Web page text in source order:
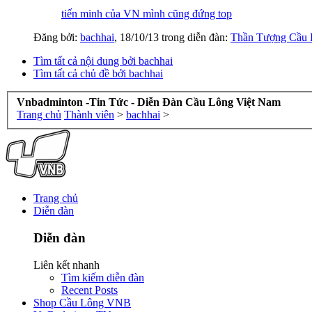
tiến minh của VN mình cũng đứng top
Đăng bởi: bachhai, 18/10/13 trong diễn đàn: Thần Tượng Cầu
Tìm tất cả nội dung bởi bachhai
Tìm tất cả chủ đề bởi bachhai
Vnbadminton -Tin Tức - Diễn Đàn Cầu Lông Việt Nam
Trang chủ Thành viên > bachhai >
Trang chủ
Diễn đàn
Diễn đàn
Liên kết nhanh
Tìm kiếm diễn đàn
Recent Posts
Shop Cầu Lông VNB